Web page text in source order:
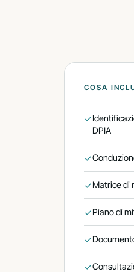
Tutti i servizi che offriamo →
Glossario: i termini spiegati →
COSA
DPIA
Matrice di
Piano di